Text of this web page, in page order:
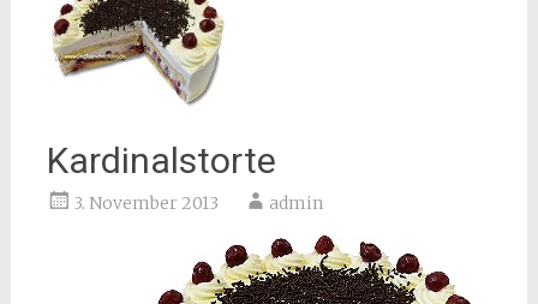
Kardinalstorte
3. November 2013 admin